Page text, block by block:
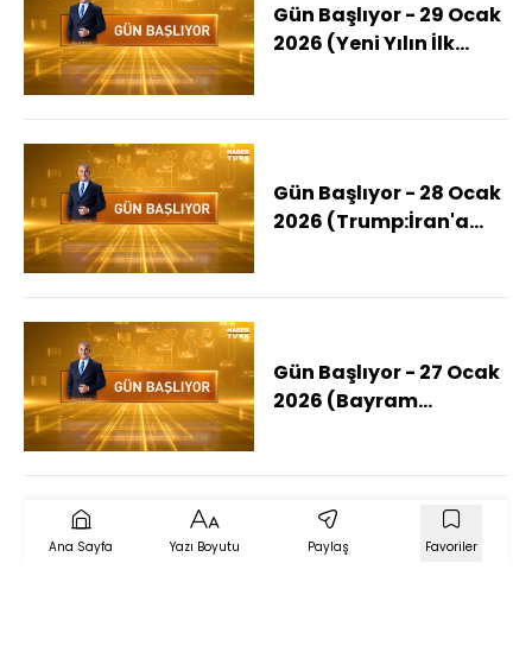
Gün Başlıyor - 29 Ocak
2026 (Yeni Yılın İlk
Gün Başlıyor - 28 Ocak
2026 (Trump:İran'a
Gün Başlıyor - 27 Ocak
2026 (Bayram
Ana Sayfa Yazı Boyutu Paylaş Favoriler